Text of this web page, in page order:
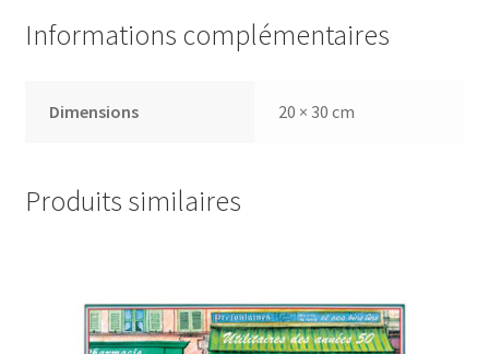
Informations complémentaires
Dimensions 20 × 30 cm
Produits similaires